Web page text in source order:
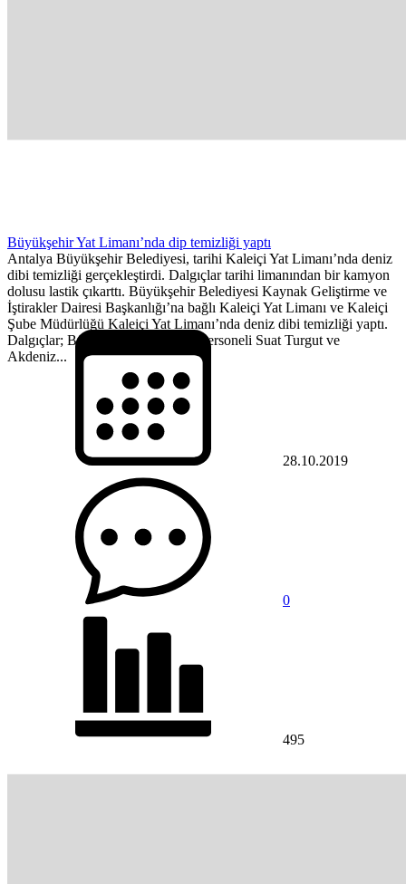
Büyükşehir Yat Limanı’nda dip temizliği yaptı
Antalya Büyükşehir Belediyesi, tarihi Kaleiçi Yat Limanı’nda deniz
dibi temizliği gerçekleştirdi. Dalgıçlar tarihi limanından bir kamyon
dolusu lastik çıkarttı. Büyükşehir Belediyesi Kaynak Geliştirme ve
İştirakler Dairesi Başkanlığı’na bağlı Kaleiçi Yat Limanı ve Kaleiçi
Şube Müdürlüğü Kaleiçi Yat Limanı’nda deniz dibi temizliği yaptı.
Dalgıçlar; Büyükşehir Belediyesi personeli Suat Turgut ve
Akdeniz...
28.10.2019
0
495